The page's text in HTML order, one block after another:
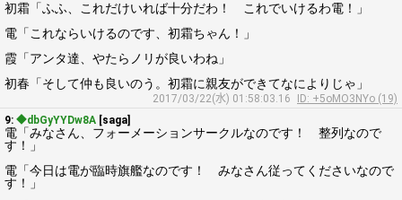
初霜「ふふ、これだけいれば十分だわ！ これでいけるわ電！」
電「これならいけるのです、初霜ちゃん！」
霞「アンタ達、やたらノリが良いわね」
初春「そして仲も良いのう。初霜に親友ができてなによりじゃ」
2017/03/22(水) 01:58:03.16
ID: +5oMO3NYo (19)
9: ◆dbGyYYDw8A [saga]
電「みなさん、フォーメーションサークルなのです！ 整列なので
す！」
電「今日は電が臨時旗艦なのです！ みなさん従ってくださいなので
す！」